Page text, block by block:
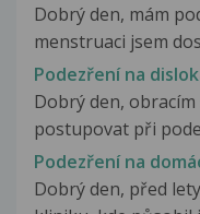
Dobrý den, mám
menstruaci jsem
Podezření na
Dobrý den,
postupovat při
Podezření na
Dobrý den, před